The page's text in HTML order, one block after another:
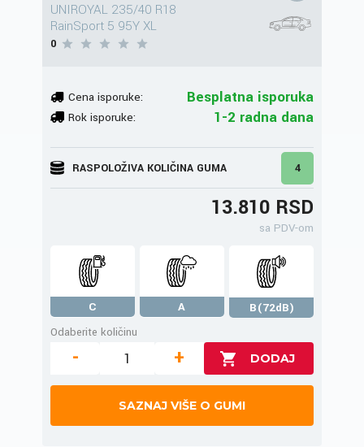
UNIROYAL 235/40 R18
RainSport 5 95Y XL
0
Cena isporuke: Besplatna isporuka
Rok isporuke: 1-2 radna dana
RASPOLOŽIVA KOLIČINA GUMA 4
13.810 RSD
sa PDV-om
C A
B(72dB)
Odaberite količinu
- +
SAZNAJ VIŠE O GUMI